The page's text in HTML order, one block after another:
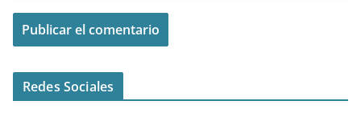
Redes Sociales